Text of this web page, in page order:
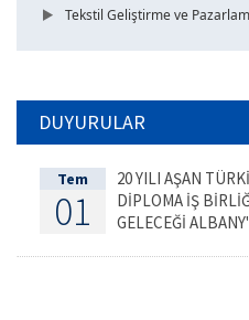
Tekstil Geliştirme ve
DUYURULAR
Tem
01
20 YILI AŞAN
DİPLOMA İŞ
GELECEĞİ